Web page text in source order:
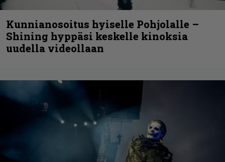
Kunnianosoitus hyiselle Pohjolalle –
Shining hyppäsi keskelle kinoksia
uudella videollaan